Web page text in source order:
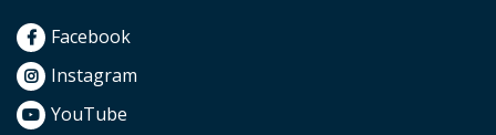
Facebook
Instagram
YouTube